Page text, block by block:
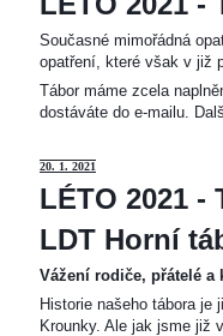
Současné mimořádná
opatření, které však v již
Tábor máme zcela
dostáváte do e-mailu.
20. 1. 2021
LÉTO 2021 -
LDT Horní
Vážení rodiče, přátelé a
Historie našeho tábora
Krounky. Ale jak jsme již